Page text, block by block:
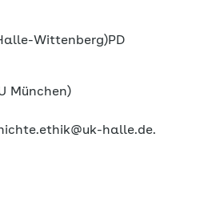
Wittenberg)PD
München)
halle.de.